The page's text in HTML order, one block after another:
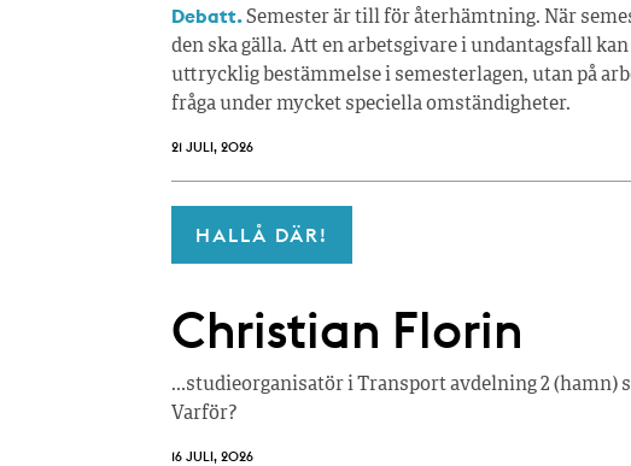
Debatt.Semester är till för återhämtning. När
den ska gälla. Att en arbetsgivare i undantagsfall
uttrycklig bestämmelse i semesterlagen, utan på
fråga under mycket speciella omständigheter.
21 JULI, 2026
HALLÅ DÄR!
Christian Florin
…studieorganisatör i Transport avdelning 2 (hamn)
Varför?
16 JULI, 2026